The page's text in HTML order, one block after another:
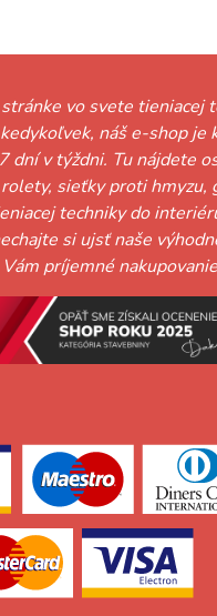
vo svete tieniacej
náš e-shop je
dní v týždni. Tu nájdete
sieťky proti hmyzu,
techniky do
si ujsť naše
príjemné